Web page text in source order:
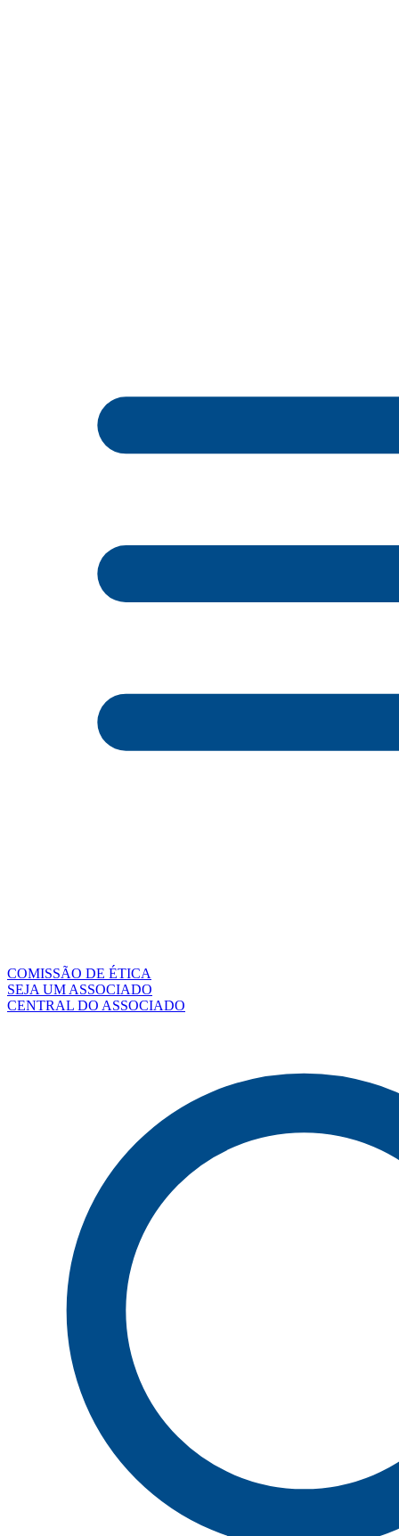
COMISSÃO DE ÉTICA
SEJA UM ASSOCIADO
CENTRAL DO ASSOCIADO